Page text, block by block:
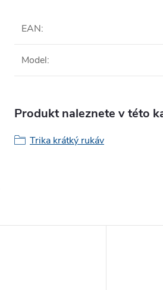
EAN:
Model:
Produkt naleznete v této
Trika krátký rukáv